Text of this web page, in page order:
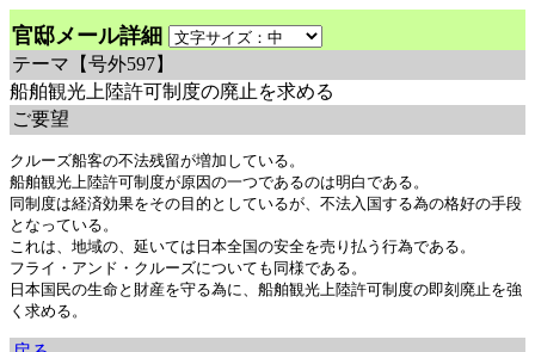
官邸メール詳細
テーマ 【号外597】
船舶観光上陸許可制度の廃止を求める
ご要望
クルーズ船客の不法残留が増加している。
船舶観光上陸許可制度が原因の一つであるのは明白である。
同制度は経済効果をその目的としているが、不法入国する為の格好の手段
となっている。
これは、地域の、延いては日本全国の安全を売り払う行為である。
フライ・アンド・クルーズについても同様である。
日本国民の生命と財産を守る為に、船舶観光上陸許可制度の即刻廃止を強
く求める。